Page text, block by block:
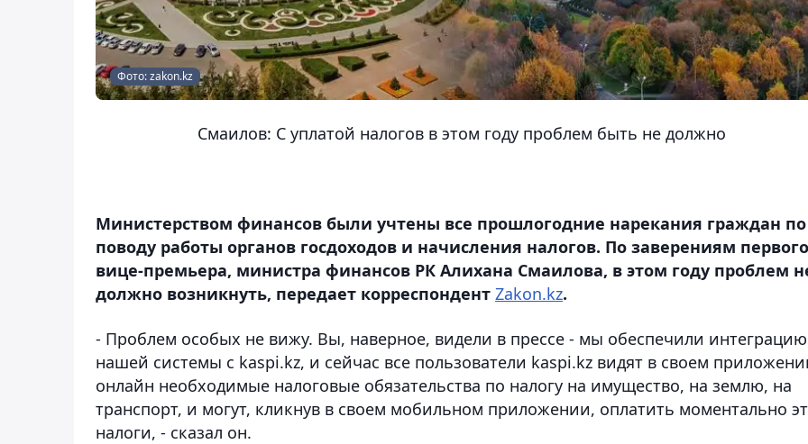
Фото: zakon.kz
Смаилов: С уплатой налогов в этом году проблем быть не должно
Министерством финансов были учтены все прошлогодние нарекания граждан по
поводу работы органов госдоходов и начисления налогов. По заверениям первого
вице-премьера, министра финансов РК Алихана Смаилова, в этом году проблем
должно возникнуть, передает корреспондент Zakon.kz.
- Проблем особых не вижу. Вы, наверное, видели в прессе - мы обеспечили интеграцию
нашей системы с kaspi.kz, и сейчас все пользователи kaspi.kz видят в своем
онлайн необходимые налоговые обязательства по налогу на имущество, на землю, на
транспорт, и могут, кликнув в своем мобильном приложении, оплатить моментально
налоги, - сказал он.